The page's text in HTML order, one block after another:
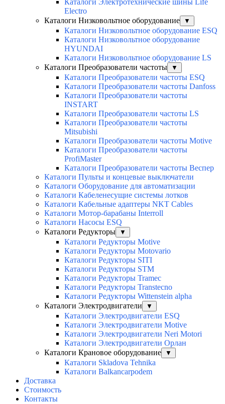
Каталоги Электротехнические шины Life
Electro
Каталоги Низковольтное оборудование
▼
Каталоги Низковольтное оборудование ESQ
Каталоги Низковольтное оборудование
HYUNDAI
Каталоги Низковольтное оборудование LS
Каталоги Преобразователи частоты
▼
Каталоги Преобразователи частоты ESQ
Каталоги Преобразователи частоты Danfoss
Каталоги Преобразователи частоты
INSTART
Каталоги Преобразователи частоты LS
Каталоги Преобразователи частоты
Mitsubishi
Каталоги Преобразователи частоты Motive
Каталоги Преобразователи частоты
ProfiMaster
Каталоги Преобразователи частоты Веспер
Каталоги Пульты и концевые выключатели
Каталоги Оборудование для автоматизации
Каталоги Кабеленесущие системы лотков
Каталоги Кабельные адаптеры NKT Cables
Каталоги Мотор-барабаны Interroll
Каталоги Насосы ESQ
Каталоги Редукторы
▼
Каталоги Редукторы Motive
Каталоги Редукторы Motovario
Каталоги Редукторы SITI
Каталоги Редукторы STM
Каталоги Редукторы Tramec
Каталоги Редукторы Transtecno
Каталоги Редукторы Wittenstein alpha
Каталоги Электродвигатели
▼
Каталоги Электродвигатели ESQ
Каталоги Электродвигатели Motive
Каталоги Электродвигатели Neri Motori
Каталоги Электродвигатели Орлан
Каталоги Крановое оборудование
▼
Каталоги Skladova Tehnika
Каталоги Balkancarpodem
Доставка
Стоимость
Контакты